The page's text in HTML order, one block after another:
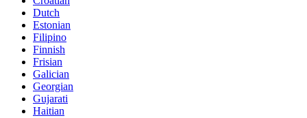
Dutch
Estonian
Filipino
Finnish
Frisian
Galician
Georgian
Gujarati
Haitian